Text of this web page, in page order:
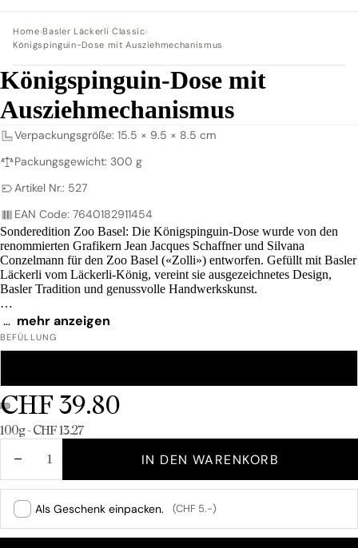
Home›Basler Läckerli Classic›
Königspinguin-Dose mit Ausziehmechanismus
Königspinguin-Dose mit
Ausziehmechanismus
Verpackungsgröße: 15.5 × 9.5 × 8.5 cm
Packungsgewicht: 300 g
Artikel Nr.: 527
EAN Code: 7640182911454
Sonderedition Zoo Basel: Die Königspinguin-Dose wurde von den
renommierten Grafikern Jean Jacques Schaffner und Silvana
Conzelmann für den Zoo Basel («Zolli») entworfen. Gefüllt mit Basler
Läckerli vom Läckerli-König, vereint sie ausgezeichnetes Design,
Basler Tradition und genussvolle Handwerkskunst.
2024 wurde die Dose mit dem Swiss Packaging Award ausgezeichnet.
… mehr anzeigen
Lieferzeit: 1-2 Tage
BEFÜLLUNG
CHF 39.80
Grundpreis
100g - CHF 13.27
MENGE
IN DEN WARENKORB
Als Geschenk einpacken. (CHF 5.-)